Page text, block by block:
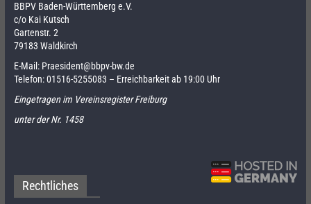
BBPV Baden-Württemberg e.V.
c/o Kai Kutsch
Gartenstr. 2
79183 Waldkirch
E-Mail: Praesident@bbpv-bw.de
Telefon:01516-5255083 – Erreichbarkeit ab 19:00 Uhr
Eingetragen im Vereinsregister Freiburg
unter der Nr. 1458
Rechtliches